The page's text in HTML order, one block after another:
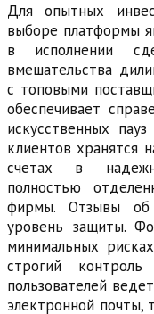
Для опытных
выборе платформы
в исполнении
вмешательства
с топовыми
обеспечивает
искусственных
клиентов хранятся
счетах в
полностью
фирмы. Отзывы
уровень защиты.
минимальных
строгий
пользователей
электронной почты,